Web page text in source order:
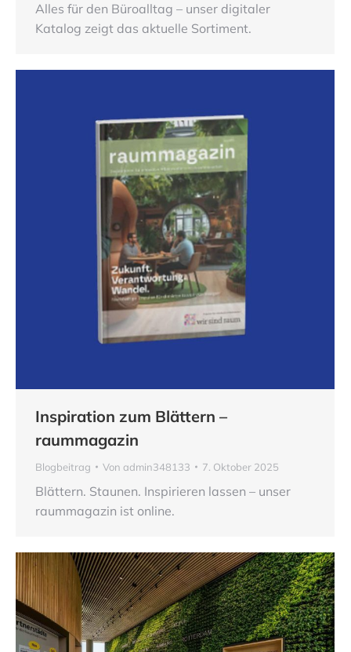
Alles für den Büroalltag – unser digitaler
Katalog zeigt das aktuelle Sortiment.
Inspiration zum Blättern –
raummagazin
Blogbeitrag Von admin348133 7. Oktober 2025
Blättern. Staunen. Inspirieren lassen – unser
raummagazin ist online.